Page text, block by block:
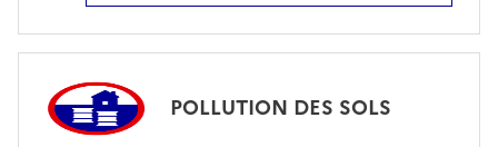
POLLUTION DES SOLS